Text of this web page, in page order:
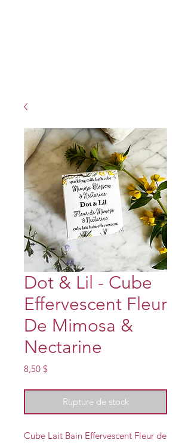
Dot & Lil - Cube
Effervescent Fleur
De Mimosa &
Nectarine
8,50 $
Rupture de stock
Cube Lait Bain Effervescent Fleur de